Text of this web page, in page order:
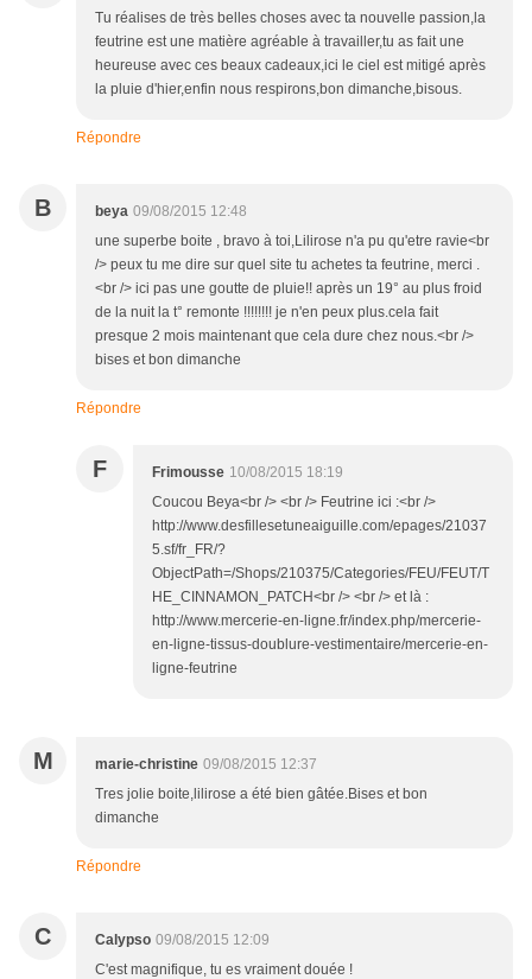
Tu réalises de très belles choses avec ta nouvelle passion,la
feutrine est une matière agréable à travailler,tu as fait une
heureuse avec ces beaux cadeaux,ici le ciel est mitigé après
la pluie d'hier,enfin nous respirons,bon dimanche,bisous.
Répondre
B beya 09/08/2015 12:48
une superbe boite , bravo à toi,Lilirose n'a pu qu'etre ravie<br
/> peux tu me dire sur quel site tu achetes ta feutrine, merci .
<br /> ici pas une goutte de pluie!! après un 19° au plus froid
de la nuit la t° remonte !!!!!!!! je n'en peux plus.cela fait
presque 2 mois maintenant que cela dure chez nous.<br />
bises et bon dimanche
Répondre
F Frimousse 10/08/2015 18:19
Coucou Beya<br /> <br /> Feutrine ici :<br />
http://www.desfillesetuneaiguille.com/epages/21037
5.sf/fr_FR/?
ObjectPath=/Shops/210375/Categories/FEU/FEUT/T
HE_CINNAMON_PATCH<br /> <br /> et là :
http://www.mercerie-en-ligne.fr/index.php/mercerie-
en-ligne-tissus-doublure-vestimentaire/mercerie-en-
ligne-feutrine
M marie-christine 09/08/2015 12:37
Tres jolie boite,lilirose a été bien gâtée.Bises et bon
dimanche
Répondre
C Calypso 09/08/2015 12:09
C'est magnifique, tu es vraiment douée !